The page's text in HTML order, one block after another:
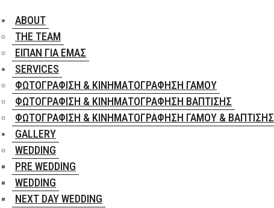
ABOUT
THE TEAM
ΕΊΠΑΝ ΓΙΑ ΕΜΆΣ
SERVICES
ΦΩΤΟΓΡΆΦΙΣΗ & ΚΙΝΗΜΑΤΟΓΡΆΦΗΣΗ ΓΆΜΟΥ
ΦΩΤΟΓΡΆΦΙΣΗ & ΚΙΝΗΜΑΤΟΓΡΆΦΗΣΗ ΒΆΠΤΙΣΗΣ
ΦΩΤΟΓΡΆΦΙΣΗ & ΚΙΝΗΜΑΤΟΓΡΆΦΗΣΗ ΓΆΜΟΥ & ΒΆΠΤΙΣΗΣ
GALLERY
WEDDING
PRE WEDDING
WEDDING
NEXT DAY WEDDING